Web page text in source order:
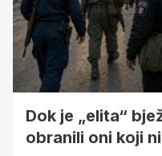
Dok je „elita“
obranili oni koji